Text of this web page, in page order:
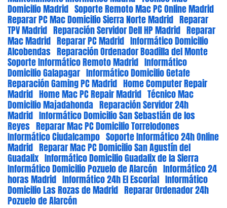
Domicilio Madrid Soporte Remoto Mac PC Online Madrid
Reparar PC Mac Domicilio Sierra Norte Madrid Reparar
TPV Madrid Reparación Servidor Dell HP Madrid Reparar
Mac Madrid Reparar PC Madrid Informático Domicilio
Alcobendas Reparación Ordenador Boadilla del Monte
Soporte Informático Remoto Madrid Informático
Domicilio Galapagar Informático Domicilio Getafe
Reparación Gaming PC Madrid Home Computer Repair
Madrid Home Mac PC Repair Madrid Técnico Mac
Domicilio Majadahonda Reparación Servidor 24h
Madrid Informático Domicilio San Sebastián de los
Reyes Reparar Mac PC Domicilio Torrelodones
Informático Ciudalcampo Soporte Informático 24h Online
Madrid Reparar Mac PC Domicilio San Agustín del
Guadalix Informático Domicilio Guadalix de la Sierra
Informático Domicilio Pozuelo de Alarcón Informático 24
horas Madrid Informático 24h El Escorial Informático
Domicilio Las Rozas de Madrid Reparar Ordenador 24h
Pozuelo de Alarcón